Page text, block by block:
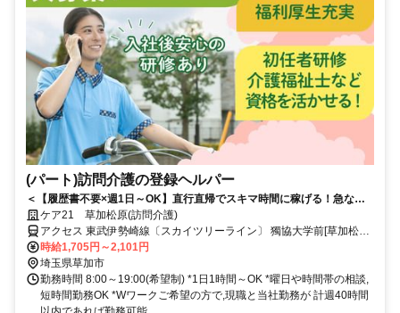
(パート)訪問介護の登録ヘルパー
＜【履歴書不要×週1日～OK】直行直帰でスキマ時間に稼げる！急なキ
ャンセルも手当有！定年無し！＞★履歴書の準備不要★未経験者OK！働
きやすいシフト制！急なキャンセルが発生した場合でも手当で給与を補
償！
ケア21 草加松原(訪問介護)
アクセス 東武伊勢崎線〔スカイツリーライン〕 獨協大学前[草加松原]
東口徒歩約5分、東武伊勢崎線〔スカイツリーライン〕 新田（埼玉
県）東口徒歩約16分、東武伊勢崎線〔スカイツリーライン〕 草加西
口徒歩約25分 伊勢崎線「獨協大学前(草加松原)」駅徒歩3分
時給1,705円～2,101円
埼玉県草加市
勤務時間 8:00～19:00(希望制) *1日1時間～OK *曜日や時間帯の相談,
短時間勤務OK *Wワークご希望の方で,現職と当社勤務が 計週40時間